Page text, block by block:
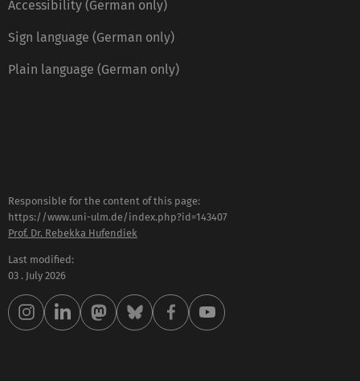
Accessibility (German only)
Sign language (German only)
Plain language (German only)
Responsible for the content of this page:
https://www.uni-ulm.de/index.php?id=143407
Prof. Dr. Rebekka Hufendiek
Last modified:
03 . July 2026